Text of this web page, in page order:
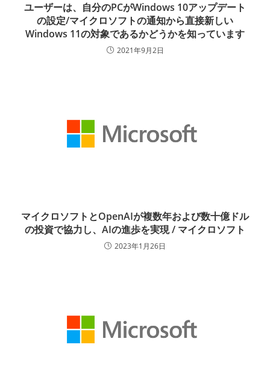
ユーザーは、自分のPCがWindows 10アップデート
の設定/マイクロソフトの通知から直接新しい
Windows 11の対象であるかどうかを知っています
2021年9月2日
マイクロソフトとOpenAIが複数年および数十億ドル
の投資で協力し、AIの進歩を実現 / マイクロソフト
2023年1月26日